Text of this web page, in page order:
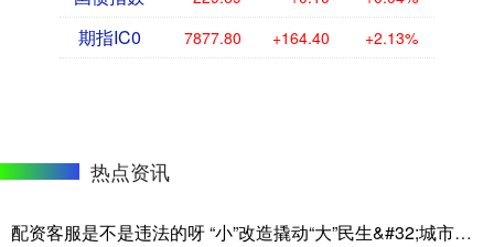
期指IC0 7877.80 +164.40 +2.13%
热点资讯
配资客服是不是违法的呀 “小”改造撬动“大”民生&#32;城市微更新切实提升群众“幸福感+获得感”